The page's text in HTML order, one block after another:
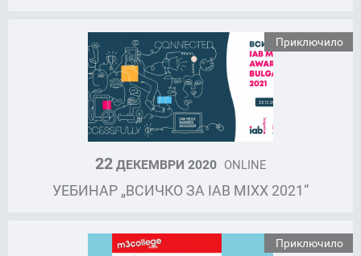
Приключило
22ДЕКЕМВРИ 2020 ONLINE
УЕБИНАР „ВСИЧКО ЗА IAB MIXX 2021“
Приключило